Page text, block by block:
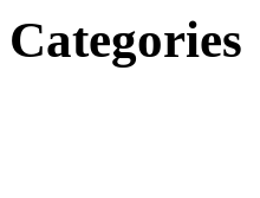
Categories